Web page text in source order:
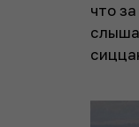
что